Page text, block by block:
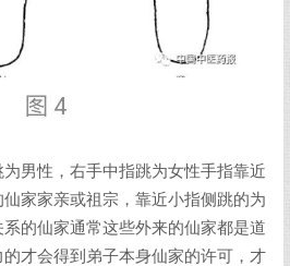
男性，右手中指跳为女性手指靠近
家家亲或祖宗，靠近小指侧跳的为
的仙家通常这些外来的仙家都是道
才会得到弟子本身仙家的许可，才